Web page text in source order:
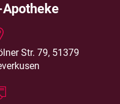
Str. 79, 51379